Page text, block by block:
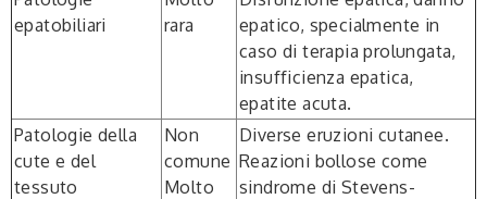
epatobiliari
rara
epatico, specialmente in
caso di terapia prolungata,
insufficienza epatica,
epatite acuta.
Patologie della
cute e del
tessuto
Non
comune
Molto
Diverse eruzioni cutanee.
Reazioni bollose come
sindrome di Stevens-